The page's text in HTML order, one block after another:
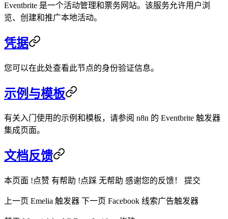
Eventbrite 是一个活动管理和票务网站。该服务允许用户浏
览、创建和推广本地活动。
凭据
您可以在此处查看此节点的身份验证信息。
示例与模板
有关入门使用的示例和模板，请参阅 n8n 的 Eventbrite 触发器
集成页面。
文档反馈
本页面 !点赞 有帮助 !点踩 无帮助 感谢您的反馈！ 提交
上一页 Emelia 触发器 下一页 Facebook 线索广告触发器